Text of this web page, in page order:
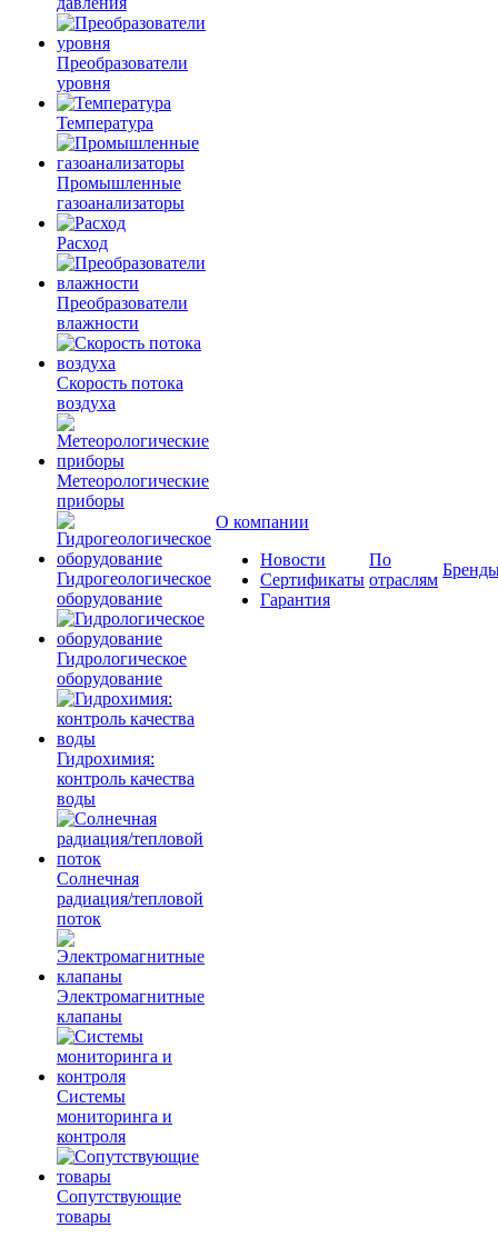
Преобразователи
уровня
Температура
Промышленные
газоанализаторы
Расход
Преобразователи
влажности
Скорость потока
воздуха
Метеорологические
приборы
Гидрогеологическое
оборудование
Гидрологическое
оборудование
Гидрохимия:
контроль качества
воды
Солнечная
радиация/тепловой
поток
Электромагнитные
клапаны
Системы
мониторинга и
контроля
Сопутствующие
товары
О компании
Новости
Сертификаты
Гарантия
По
отраслям